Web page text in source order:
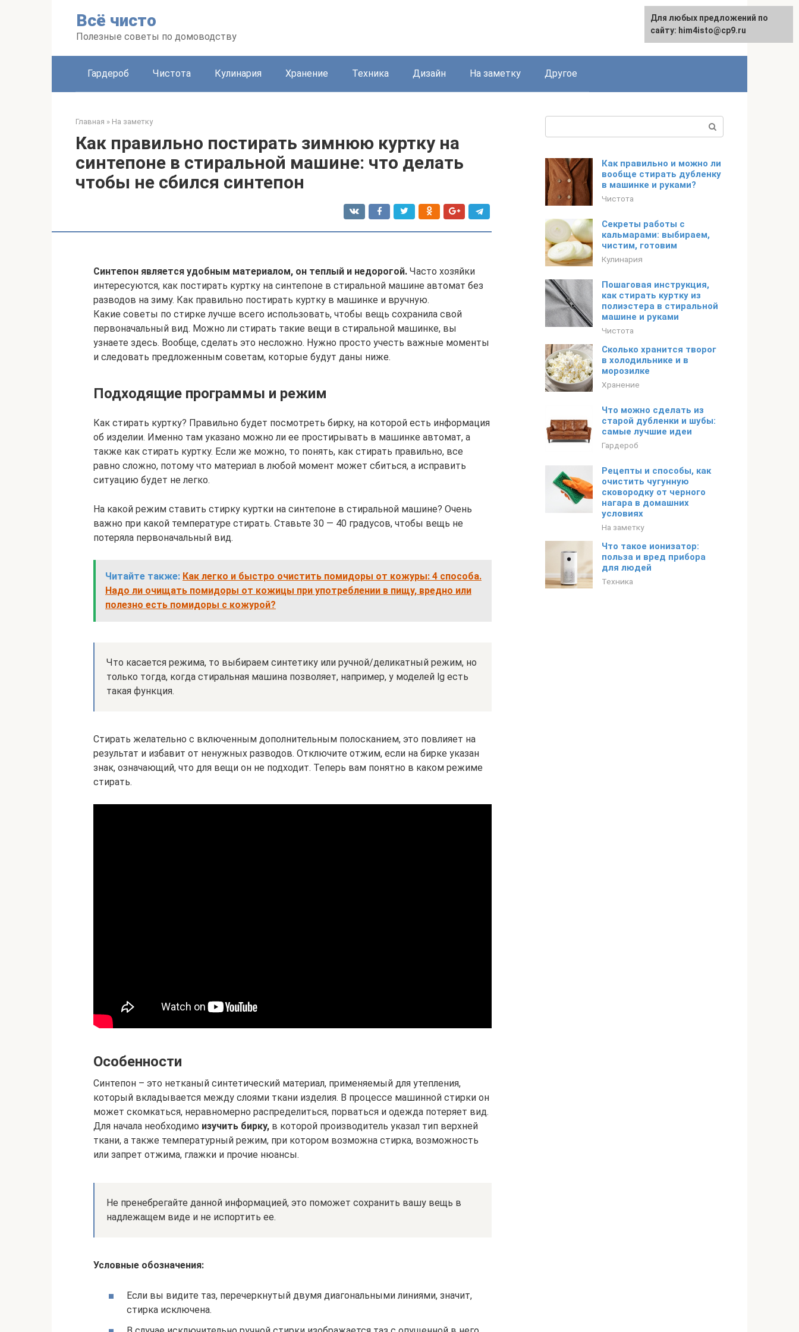
Всё чисто
Полезные советы по домоводству
Гардероб Чистота Кулинария Хранение Техника Дизайн На заметку Другое
Главная » На заметку
Как правильно постирать зимнюю куртку на
синтепоне в стиральной машине: что делать
чтобы не сбился синтепон
Синтепон является удобным материалом, он теплый и недорогой. Часто хозяйки
интересуются, как постирать куртку на синтепоне в стиральной машине автомат без
разводов на зиму. Как правильно постирать куртку в машинке и вручную.
Какие советы по стирке лучше всего использовать, чтобы вещь сохранила свой
первоначальный вид. Можно ли стирать такие вещи в стиральной машинке, вы
узнаете здесь. Вообще, сделать это несложно. Нужно просто учесть важные моменты
и следовать предложенным советам, которые будут даны ниже.
Подходящие программы и режим
Как стирать куртку? Правильно будет посмотреть бирку, на которой есть информация
об изделии. Именно там указано можно ли ее простирывать в машинке автомат, а
также как стирать куртку. Если же можно, то понять, как стирать правильно, все
равно сложно, потому что материал в любой момент может сбиться, а исправить
ситуацию будет не легко.
На какой режим ставить стирку куртки на синтепоне в стиральной машине? Очень
важно при какой температуре стирать. Ставьте 30 — 40 градусов, чтобы вещь не
потеряла первоначальный вид.
Читайте также: Как легко и быстро очистить помидоры от кожуры: 4 способа.
Надо ли очищать помидоры от кожицы при употреблении в пищу, вредно или
полезно есть помидоры с кожурой?
Что касается режима, то выбираем синтетику или ручной/деликатный режим, но
только тогда, когда стиральная машина позволяет, например, у моделей lg есть
такая функция.
Стирать желательно с включенным дополнительным полосканием, это повлияет на
результат и избавит от ненужных разводов. Отключите отжим, если на бирке указан
знак, означающий, что для вещи он не подходит. Теперь вам понятно в каком режиме
стирать.
Особенности
Синтепон – это нетканый синтетический материал, применяемый для утепления,
который вкладывается между слоями ткани изделия. В процессе машинной стирки он
может скомкаться, неравномерно распределиться, порваться и одежда потеряет вид.
Для начала необходимо изучить бирку, в которой производитель указал тип верхней
ткани, а также температурный режим, при котором возможна стирка, возможность
или запрет отжима, глажки и прочие нюансы.
Не пренебрегайте данной информацией, это поможет сохранить вашу вещь в
надлежащем виде и не испортить ее.
Условные обозначения:
Если вы видите таз, перечеркнутый двумя диагональными линиями, значит,
стирка исключена.
Как правильно и можно ли
вообще стирать дубленку
в машинке и руками?
Чистота
Секреты работы с
кальмарами: выбираем,
чистим, готовим
Кулинария
Пошаговая инструкция,
как стирать куртку из
полиэстера в стиральной
машине и руками
Чистота
Сколько хранится творог
в холодильнике и в
морозилке
Хранение
Что можно сделать из
старой дубленки и шубы:
самые лучшие идеи
Гардероб
Рецепты и способы, как
очистить чугунную
сковородку от черного
нагара в домашних
условиях
На заметку
Что такое ионизатор:
польза и вред прибора
для людей
Техника
Для любых предложений по
сайту: him4isto@cp9.ru